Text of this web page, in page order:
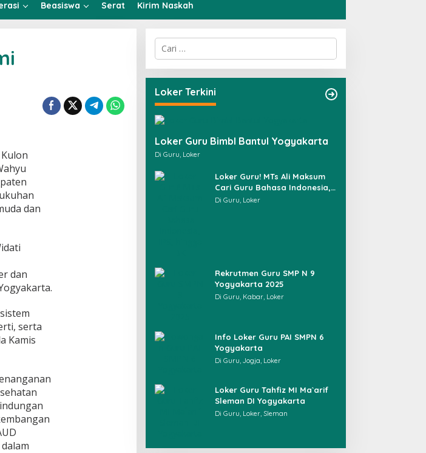
Beasiswa Serat Kirim Naskah
dan
dan
serta
Kamis
C
i
u
n
t
u
:
Loker Terkini
Loker Guru Bimbl Bantul Yogyakarta
Di Guru, Loker
Loker Guru! MTs Ali Maksum
Cari Guru Bahasa Indonesia,
IPS, hingga BK
Di Guru, Loker
Rekrutmen Guru SMP N 9
Yogyakarta 2025
Di Guru, Kabar, Loker
Info Loker Guru PAI SMPN 6
Yogyakarta
Di Guru, Jogja, Loker
Loker Guru Tahfiz MI Ma`arif
Sleman DI Yogyakarta
Di Guru, Loker, Sleman